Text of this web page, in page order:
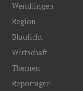
Wendlingen
Region
Blaulicht
Wirtschaft
Themen
Reportagen